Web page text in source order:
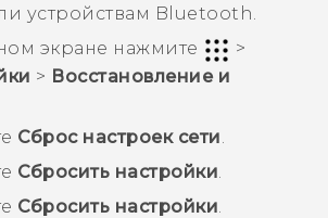
устройствам Bluetooth.
экране нажмите
>
> Восстановление и
Сброс настроек сети
Сбросить настройки
Сбросить настройки